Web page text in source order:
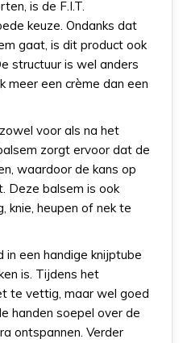
is de F.I.T.
keuze. Ondanks dat
gaat, is dit product ook
structuur is wel anders
meer een crème dan een
voor als na het
zorgt ervoor dat de
waardoor de kans op
Deze balsem is ook
knie, heupen of nek te
een handige knijptube
is. Tijdens het
te vettig, maar wel goed
handen soepel over de
ontspannen. Verder